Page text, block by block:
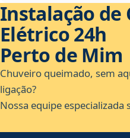
Instalação de
Elétrico 24h
Perto de Mim
Chuveiro queimado, sem
ligação?
Nossa equipe especializada